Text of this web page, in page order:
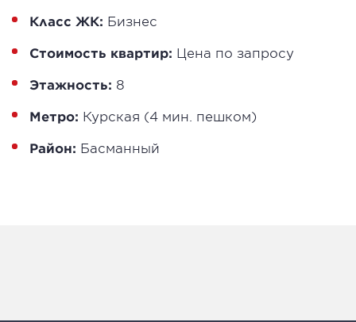
Класс ЖК: Бизнес
Стоимость квартир: Цена по запросу
Этажность: 8
Метро: Курская (4 мин. пешком)
Район: Басманный